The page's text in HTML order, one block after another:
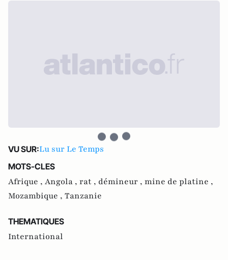
VU SUR:Lu sur Le Temps
MOTS-CLES
Afrique , Angola , rat , démineur , mine de platine ,
Mozambique , Tanzanie
THEMATIQUES
International